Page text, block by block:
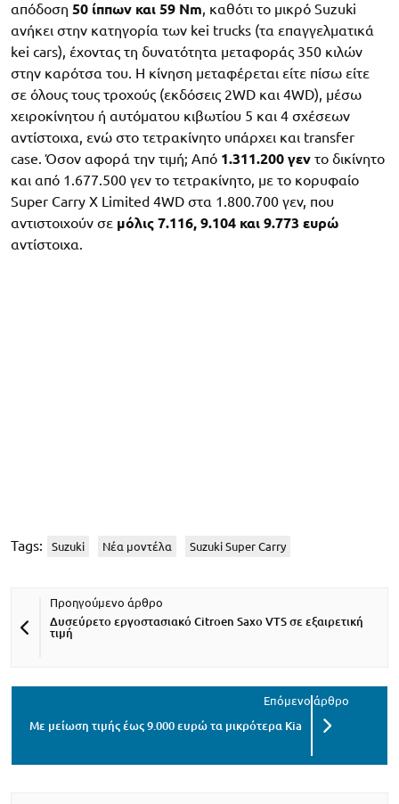
απόδοση 50 ίππων και 59 Nm, καθότι το μικρό Suzuki
ανήκει στην κατηγορία των kei trucks (τα επαγγελματικά
kei cars), έχοντας τη δυνατότητα μεταφοράς 350 κιλών
στην καρότσα του. Η κίνηση μεταφέρεται είτε πίσω είτε
σε όλους τους τροχούς (εκδόσεις 2WD και 4WD), μέσω
χειροκίνητου ή αυτόματου κιβωτίου 5 και 4 σχέσεων
αντίστοιχα, ενώ στο τετρακίνητο υπάρχει και transfer
case. Όσον αφορά την τιμή; Από 1.311.200 γεν το δικίνητο
και από 1.677.500 γεν το τετρακίνητο, με το κορυφαίο
Super Carry X Limited 4WD στα 1.800.700 γεν, που
αντιστοιχούν σε μόλις 7.116, 9.104 και 9.773 ευρώ
αντίστοιχα.
Tags: Suzuki Νέα μοντέλα Suzuki Super Carry
Δυσεύρετο εργοστασιακό Citroen Saxo VTS σε εξαιρετική
τιμή
Με μείωση τιμής έως 9.000 ευρώ τα μικρότερα Kia